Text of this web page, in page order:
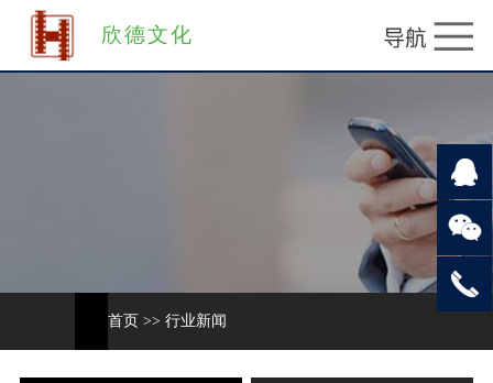
欣德文化
首页 >> 行业新闻